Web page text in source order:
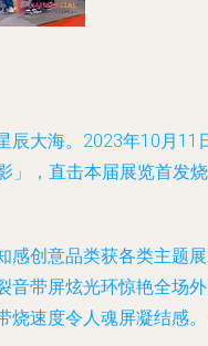
辰大海。2023年10月
，直击本届展览首发
创意品类获各类主题
带屏炫光环惊艳全场
速度令人魂屏凝结感。